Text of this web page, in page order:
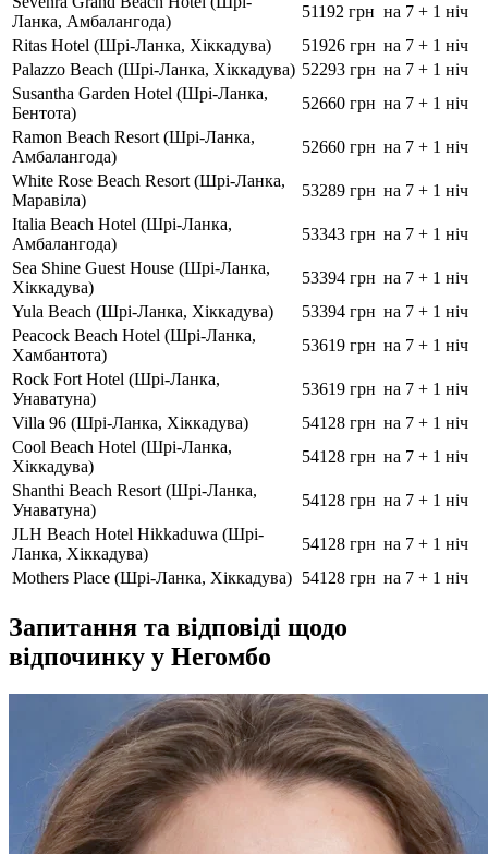
Ланка, Амбалангода)
51192 грн на 7 + 1 ніч
Ritas Hotel (Шрі-Ланка, Хіккадува)
51926 грн на 7 + 1 ніч
Palazzo Beach (Шрі-Ланка, Хіккадува) 52293 грн на 7 + 1 ніч
Susantha Garden Hotel (Шрі-Ланка,
Бентота)
52660 грн на 7 + 1 ніч
Ramon Beach Resort (Шрі-Ланка,
Амбалангода)
52660 грн на 7 + 1 ніч
White Rose Beach Resort (Шрі-Ланка,
Маравіла)
53289 грн на 7 + 1 ніч
Italia Beach Hotel (Шрі-Ланка,
Амбалангода)
53343 грн на 7 + 1 ніч
Sea Shine Guest House (Шрі-Ланка,
Хіккадува)
53394 грн на 7 + 1 ніч
Yula Beach (Шрі-Ланка, Хіккадува)
53394 грн на 7 + 1 ніч
Peacock Beach Hotel (Шрі-Ланка,
Хамбантота)
53619 грн на 7 + 1 ніч
Rock Fort Hotel (Шрі-Ланка,
Унаватуна)
53619 грн на 7 + 1 ніч
Villa 96 (Шрі-Ланка, Хіккадува)
54128 грн на 7 + 1 ніч
Cool Beach Hotel (Шрі-Ланка,
Хіккадува)
54128 грн на 7 + 1 ніч
Shanthi Beach Resort (Шрі-Ланка,
Унаватуна)
54128 грн на 7 + 1 ніч
JLH Beach Hotel Hikkaduwa (Шрі-
Ланка, Хіккадува)
54128 грн на 7 + 1 ніч
Mothers Place (Шрі-Ланка, Хіккадува) 54128 грн на 7 + 1 ніч
Запитання та відповіді щодо
відпочинку у Негомбо